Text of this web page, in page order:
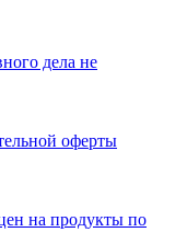
дела не
оферты
на продукты по